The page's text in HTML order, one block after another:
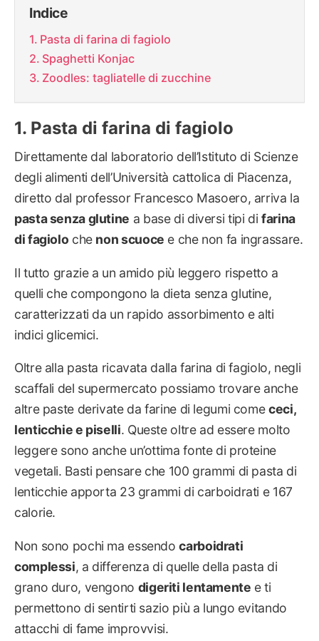
Indice
Pasta di farina di fagiolo
Spaghetti Konjac
Zoodles: tagliatelle di zucchine
Pasta di farina di fagiolo
Direttamente dal laboratorio dell’Istituto di Scienze
degli alimenti dell’Università cattolica di Piacenza,
diretto dal professor Francesco Masoero, arriva la
pasta senza glutine a base di diversi tipi difarina
di fagiolo che non scuoce e che non fa ingrassare.
Il tutto grazie a un amido più leggero rispetto a
quelli che compongono la dieta senza glutine,
caratterizzati da un rapido assorbimento e alti
indici glicemici.
Oltre alla pasta ricavata dalla farina di fagiolo, negli
scaffali del supermercato possiamo trovare anche
altre paste derivate da farine di legumi comececi,
lenticchie e piselli. Queste oltre ad essere molto
leggere sono anche un’ottima fonte di proteine
vegetali. Basti pensare che 100 grammi di pasta di
lenticchie apporta 23 grammi di carboidrati e 167
calorie.
Non sono pochi ma essendocarboidrati
complessi, a differenza di quelle della pasta di
grano duro, vengono digeriti lentamente e ti
permettono di sentirti sazio più a lungo evitando
attacchi di fame improvvisi.